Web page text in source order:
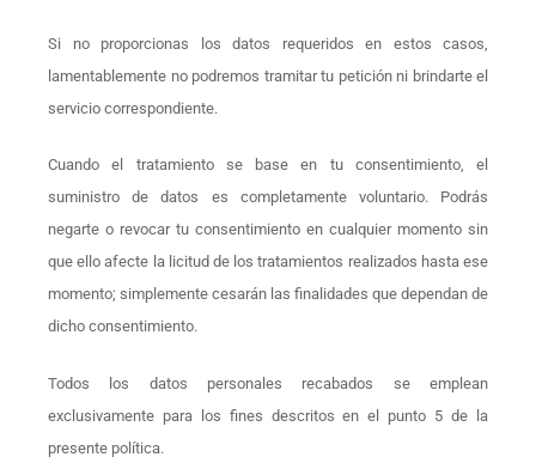
Si no proporcionas los datos requeridos en estos casos,
lamentablemente no podremos tramitar tu petición ni brindarte el
servicio correspondiente.
Cuando el tratamiento se base en tu consentimiento, el
suministro de datos es completamente voluntario. Podrás
negarte o revocar tu consentimiento en cualquier momento sin
que ello afecte la licitud de los tratamientos realizados hasta ese
momento; simplemente cesarán las finalidades que dependan de
dicho consentimiento.
Todos los datos personales recabados se emplean
exclusivamente para los fines descritos en el punto 5 de la
presente política.